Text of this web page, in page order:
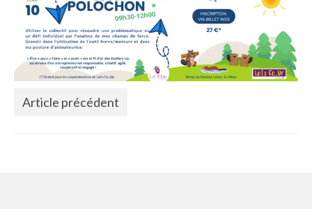
La Communauté
Annuaire des Co_Workers
Les Événements
Le Blog
Article précédent